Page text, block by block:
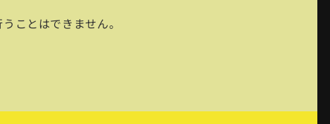
ことはできません。